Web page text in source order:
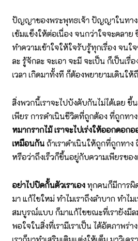
ปัญญาของพระพุทธเจ้า ปัญญาในทาง
เข้มแข็งให้ต่อเนื่อง จนกว่าใจจะคลาย
ทำความเข้าใจให้ใจรับรู้ทุกเรื่อง จนใ
ละ รู้จักละ จะเอา จะมี จะเป็น ก็เป็นเ
เวลา เกิดมาทั้งที ก็ต้องพยายามเดินใ
สิ่งพวกนี้เราจะไปบังคับกันไม่ได้เลย
เพียร การดำเนินชีวิตที่ถูกต้อง ที่ถูกทา
หมากรากไม้ เราจะไปเร่งให้ออกดอ
เหมือนกันถ้าเราดำเนินให้ถูกที่ถูกทาง
หรือว่าถึงเร็วก็ขึ้นอยู่กับความเพียรขอ
อย่าไปปิดกั้นตัวเราเองทุกคนก็มีการผิ
มา แก้ไขใหม่ ทำไมเราถึงลำบาก ทำไ
สมบูรณ์แบบ ก็มาแก้ไขขณะที่เรายังมี
พอใจในสิ่งที่เรามีเราเป็น ได้อัตภาพ